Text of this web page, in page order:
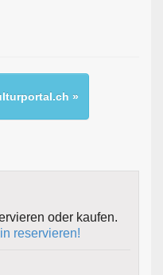
»
oder kaufen.
reservieren!